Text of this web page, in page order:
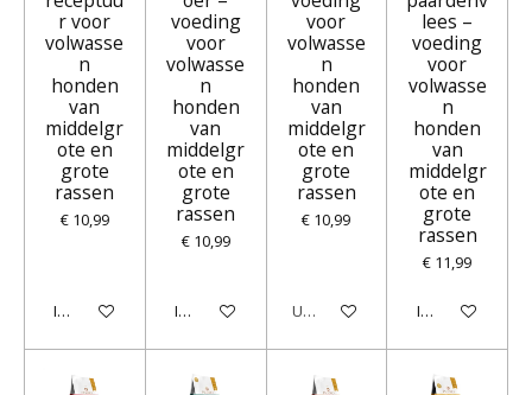
r voor
volwasse
n
honden
van
middelgr
ote en
grote
rassen
€ 10,99
In winkelwagen
voeding
voor
volwasse
n
honden
van
middelgr
ote en
grote
rassen
€ 10,99
In winkelwagen
voor
volwasse
n
honden
van
middelgr
ote en
grote
rassen
€ 10,99
Uitverkocht
lees –
voeding
voor
volwasse
n
honden
van
middelgr
ote en
grote
rassen
€ 11,99
In winkelwagen